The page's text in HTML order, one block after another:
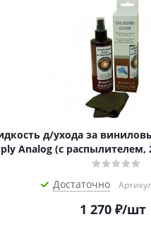
д/ухода за
Analog (с распылителем,
Достаточно
1 270₽/шт